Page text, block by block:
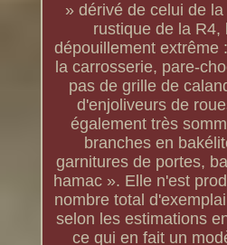
» dérivé de celui de
rustique de la R4,
dépouillement extrême
la carrosserie, pare-
pas de grille de
d'enjoliveurs de
également très
branches en
garnitures de portes,
hamac ». Elle n'est
nombre total
selon les estimations
ce qui en fait un